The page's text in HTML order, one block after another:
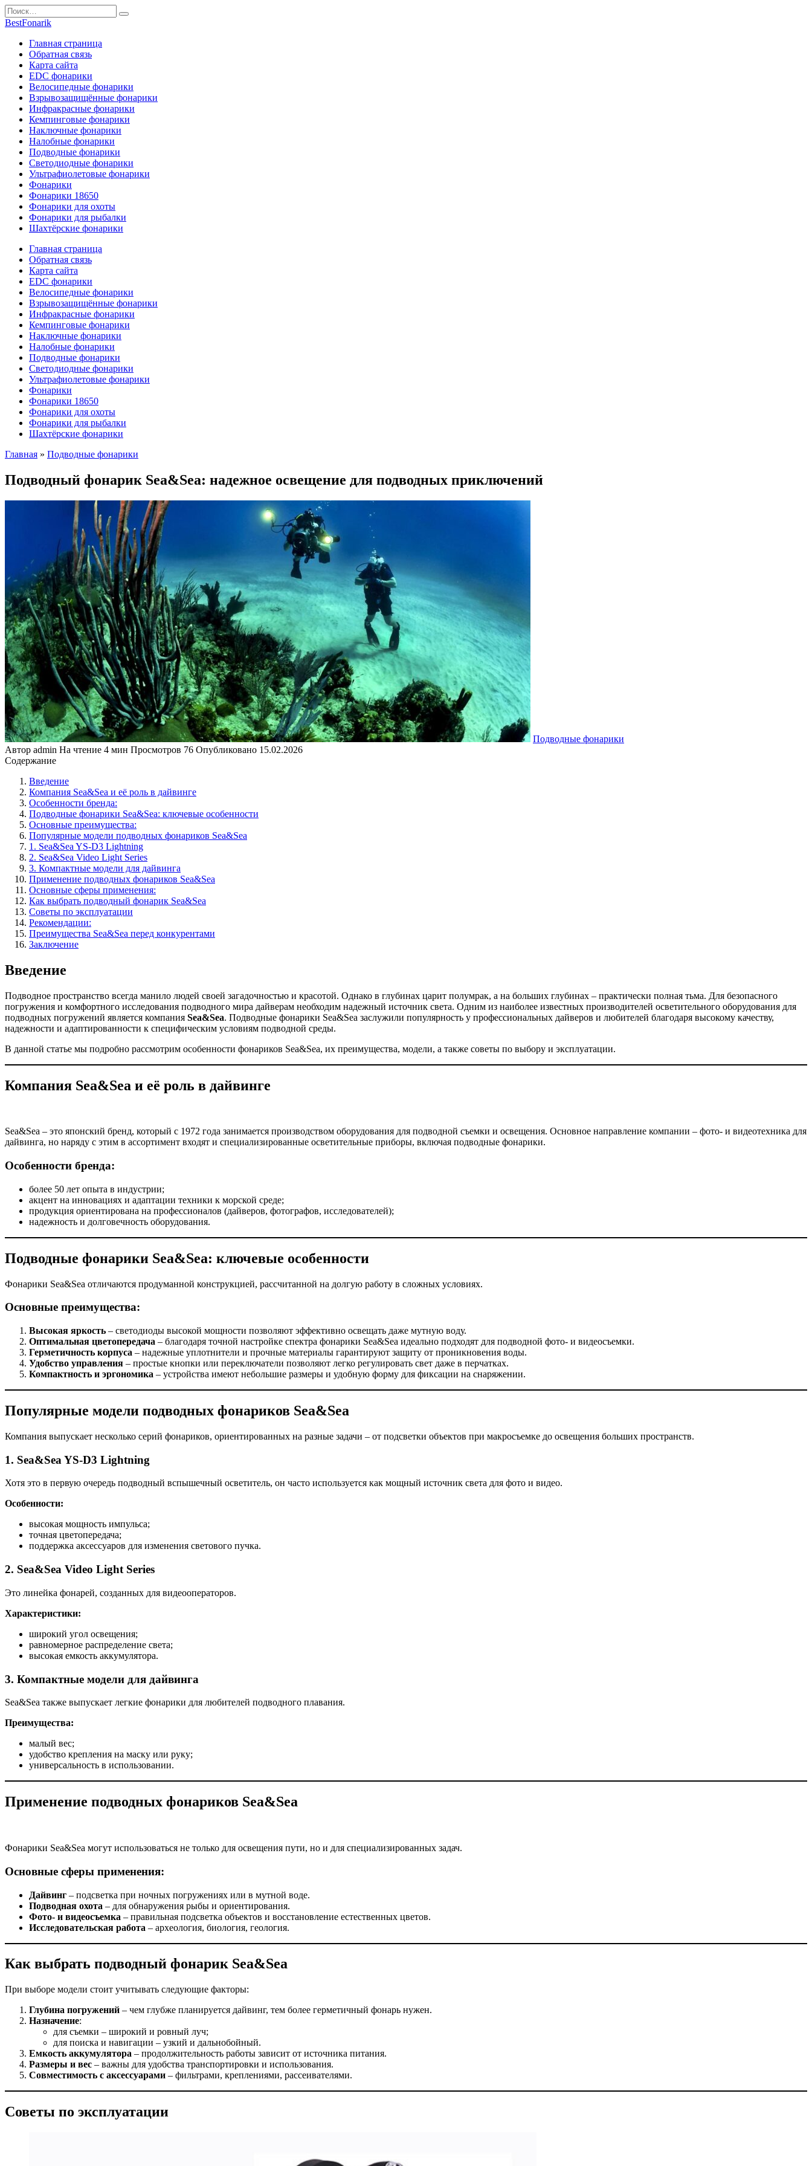
Перейти
к
Search
for:
BestFonarik
Главная страница
Обратная связь
Карта сайта
EDC фонарики
Велосипедные фонарики
Взрывозащищённые фонарики
Инфракрасные фонарики
Кемпинговые фонарики
Наключные фонарики
Налобные фонарики
Подводные фонарики
Светодиодные фонарики
Ультрафиолетовые фонарики
Фонарики
Фонарики 18650
Фонарики для охоты
Фонарики для рыбалки
Шахтёрские фонарики
Главная страница
Обратная связь
Карта сайта
EDC фонарики
Велосипедные фонарики
Взрывозащищённые фонарики
Инфракрасные фонарики
Кемпинговые фонарики
Наключные фонарики
Налобные фонарики
Подводные фонарики
Светодиодные фонарики
Ультрафиолетовые фонарики
Фонарики
Фонарики 18650
Фонарики для охоты
Фонарики для рыбалки
Шахтёрские фонарики
Главная » Подводные фонарики
Подводный фонарик Sea&Sea: надежное освещение для подводных приключений
Подводные фонарики
Автор admin На чтение 4 мин Просмотров 76 Опубликовано 15.02.2026
Содержание
Введение
Компания Sea&Sea и её роль в дайвинге
Особенности бренда:
Подводные фонарики Sea&Sea: ключевые особенности
Основные преимущества:
Популярные модели подводных фонариков Sea&Sea
1. Sea&Sea YS-D3 Lightning
2. Sea&Sea Video Light Series
3. Компактные модели для дайвинга
Применение подводных фонариков Sea&Sea
Основные сферы применения:
Как выбрать подводный фонарик Sea&Sea
Советы по эксплуатации
Рекомендации:
Преимущества Sea&Sea перед конкурентами
Заключение
Введение
Подводное пространство всегда манило людей своей загадочностью и красотой. Однако в глубинах царит полумрак, а на больших глубинах – практически полная тьма. Для безопасного
погружения и комфортного исследования подводного мира дайверам необходим надежный источник света. Одним из наиболее известных производителей осветительного оборудования для
подводных погружений является компания Sea&Sea. Подводные фонарики Sea&Sea заслужили популярность у профессиональных дайверов и любителей благодаря высокому качеству,
надежности и адаптированности к специфическим условиям подводной среды.
В данной статье мы подробно рассмотрим особенности фонариков Sea&Sea, их преимущества, модели, а также советы по выбору и эксплуатации.
Компания Sea&Sea и её роль в дайвинге
Sea&Sea – это японский бренд, который с 1972 года занимается производством оборудования для подводной съемки и освещения. Основное направление компании – фото- и видеотехника для
дайвинга, но наряду с этим в ассортимент входят и специализированные осветительные приборы, включая подводные фонарики.
Особенности бренда:
более 50 лет опыта в индустрии;
акцент на инновациях и адаптации техники к морской среде;
продукция ориентирована на профессионалов (дайверов, фотографов, исследователей);
надежность и долговечность оборудования.
Подводные фонарики Sea&Sea: ключевые особенности
Фонарики Sea&Sea отличаются продуманной конструкцией, рассчитанной на долгую работу в сложных условиях.
Основные преимущества:
Высокая яркость – светодиоды высокой мощности позволяют эффективно освещать даже мутную воду.
Оптимальная цветопередача – благодаря точной настройке спектра фонарики Sea&Sea идеально подходят для подводной фото- и видеосъемки.
Герметичность корпуса – надежные уплотнители и прочные материалы гарантируют защиту от проникновения воды.
Удобство управления – простые кнопки или переключатели позволяют легко регулировать свет даже в перчатках.
Компактность и эргономика – устройства имеют небольшие размеры и удобную форму для фиксации на снаряжении.
Популярные модели подводных фонариков Sea&Sea
Компания выпускает несколько серий фонариков, ориентированных на разные задачи – от подсветки объектов при макросъемке до освещения больших пространств.
1. Sea&Sea YS-D3 Lightning
Хотя это в первую очередь подводный вспышечный осветитель, он часто используется как мощный источник света для фото и видео.
Особенности:
высокая мощность импульса;
точная цветопередача;
поддержка аксессуаров для изменения светового пучка.
2. Sea&Sea Video Light Series
Это линейка фонарей, созданных для видеооператоров.
Характеристики:
широкий угол освещения;
равномерное распределение света;
высокая емкость аккумулятора.
3. Компактные модели для дайвинга
Sea&Sea также выпускает легкие фонарики для любителей подводного плавания.
Преимущества:
малый вес;
удобство крепления на маску или руку;
универсальность в использовании.
Применение подводных фонариков Sea&Sea
Фонарики Sea&Sea могут использоваться не только для освещения пути, но и для специализированных задач.
Основные сферы применения:
Дайвинг – подсветка при ночных погружениях или в мутной воде.
Подводная охота – для обнаружения рыбы и ориентирования.
Фото- и видеосъемка – правильная подсветка объектов и восстановление естественных цветов.
Исследовательская работа – археология, биология, геология.
Как выбрать подводный фонарик Sea&Sea
При выборе модели стоит учитывать следующие факторы:
Глубина погружений – чем глубже планируется дайвинг, тем более герметичный фонарь нужен.
Назначение:
для съемки – широкий и ровный луч;
для поиска и навигации – узкий и дальнобойный.
Емкость аккумулятора – продолжительность работы зависит от источника питания.
Размеры и вес – важны для удобства транспортировки и использования.
Совместимость с аксессуарами – фильтрами, креплениями, рассеивателями.
Советы по эксплуатации